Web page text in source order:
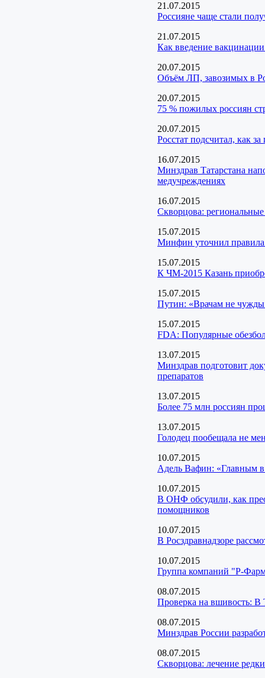
21.07.2015
Россияне чаще стали
21.07.2015
Как введение
20.07.2015
Объём ЛП, завозимых в
20.07.2015
75 % пожилых россиян
20.07.2015
Росстат подсчитал, как
16.07.2015
Минздрав Татарстана
медучреждениях
16.07.2015
Скворцова:
15.07.2015
Минфин уточнил правила
15.07.2015
К ЧМ-2015 Казань
15.07.2015
Путин: «Врачам не чужды
15.07.2015
FDА: Популярные
13.07.2015
Минздрав подготовит
препаратов
13.07.2015
Более 75 млн россиян
13.07.2015
Голодец пообещала не
10.07.2015
Адель Вафин: «Главным в
10.07.2015
В ОНФ обсудили, как
помощников
10.07.2015
В Росздравнадзоре
10.07.2015
Группа компаний "Р-Фарм"
08.07.2015
Проверка на вшивость: В
08.07.2015
Минздрав России
08.07.2015
Скворцова: лечение